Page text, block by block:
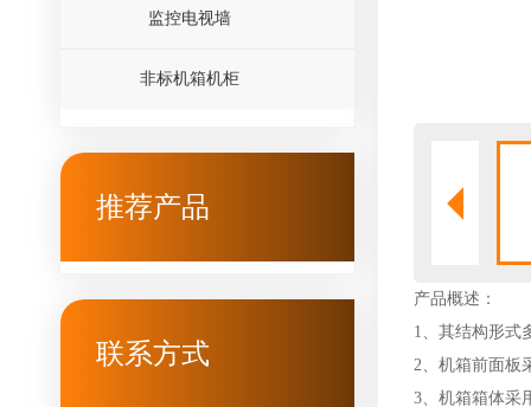
监控电视墙
非标机箱机柜
推荐产品
联系方式
产品概述：
1、其结构形式
2、机箱前面板
3、机箱箱体采